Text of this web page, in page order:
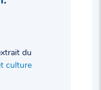
du
culture